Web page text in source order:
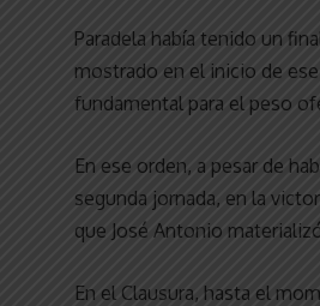
Paradela había tenido un
mostrado en el inicio de
fundamental para el peso
En ese orden, a pesar de
segunda jornada, en la
que José Antonio
En el Clausura, hasta el